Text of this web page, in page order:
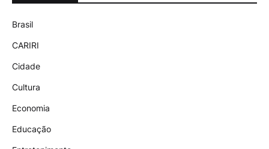
Brasil
CARIRI
Cidade
Cultura
Economia
Educação